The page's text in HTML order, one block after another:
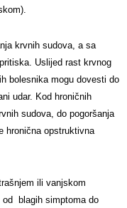
krvnih sudova, a sa
Uslijed rast krvnog
bolesnika mogu dovesti do
udar. Kod hroničnih
sudova, do pogoršanja
hronična opstruktivna
ili vanjskom
od blagih simptoma do